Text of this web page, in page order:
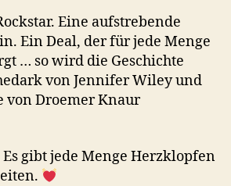
Eine aufstrebende
Ein Deal, der für jede Menge
… so wird die Geschichte
von Jennifer Wiley und
von Droemer Knaur
gibt jede Menge Herzklopfen